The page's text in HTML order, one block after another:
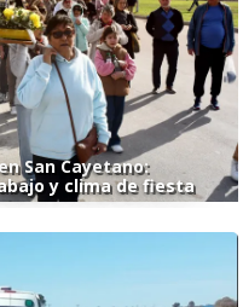
San Cayetano:
y clima de fiesta